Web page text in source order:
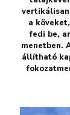
a
fedi be,
menetben.
állítható